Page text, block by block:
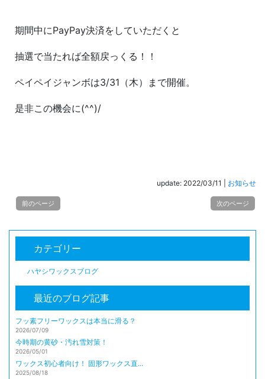
期間中にPayPay決済をしていただくと
抽選で当たれば全額戻っくる！！
ペイペイジャンボは3/31（木）まで開催。
是非この機会に(^^)/
update: 2022/03/11 お知らせ
前のページ 次のページ
カテゴリー
ハヤシワックスブログ
最近のブログ記事
フッ素フリーワックスは本当に滑る？
2026/07/09
今時期の黄砂・汚れ雪対策！
2026/05/01
ワックス初心者向け！ 固形ワックス直...
2025/08/18